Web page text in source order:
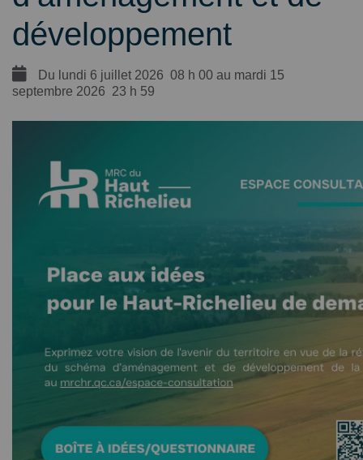
développement
Du lundi 6 juillet 2026 08 h 00 au mardi 15
septembre 2026 23 h 59